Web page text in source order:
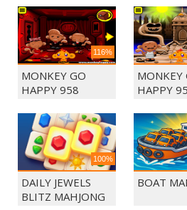
116%
MONKEY GO
HAPPY 958
MONKEY
HAPPY
100%
DAILY JEWELS
BLITZ MAHJONG
BOAT